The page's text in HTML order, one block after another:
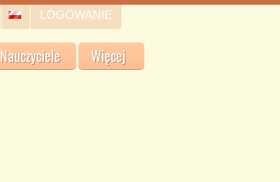
LOGOWANIE
Nauczyciele Więcej